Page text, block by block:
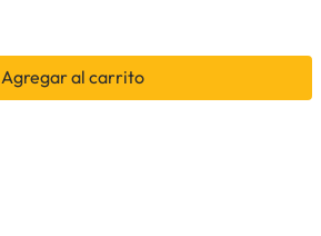
Agregar al carrito